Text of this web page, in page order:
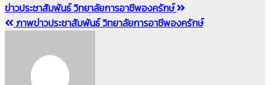
แนะแนว
เรื่อง
ข่าวประชาสัมพันธ์ วิทยาลัยการอาชีพองครักษ์
ภาพข่าวประชาสัมพันธ์ วิทยาลัยการอาชีพองครักษ์